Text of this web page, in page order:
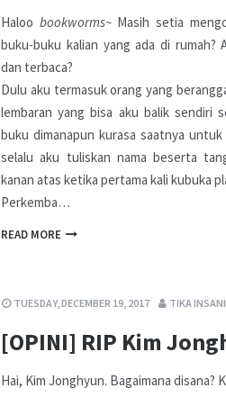
Haloo bookworms~ Masih setia
buku-buku kalian yang ada di rumah?
dan terbaca?
Dulu aku termasuk orang yang
lembaran yang bisa aku balik sendiri
buku dimanapun kurasa saatnya
selalu aku tuliskan nama beserta
kanan atas ketika pertama kali kubuka
Perkemba…
READ MORE
TUESDAY, DECEMBER 19, 2017 TIKA INSANI
[OPINI] RIP Kim
Hai, Kim Jonghyun. Bagaimana disana?